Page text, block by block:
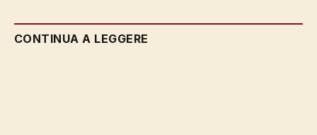
CONTINUA A LEGGERE